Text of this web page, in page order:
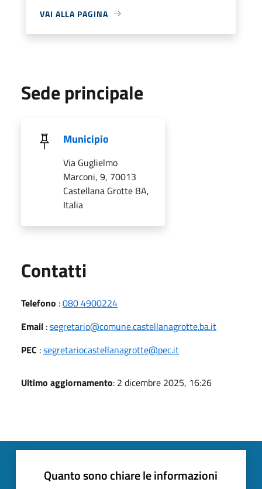
VAI ALLA PAGINA
Sede principale
Municipio
Via Guglielmo
Marconi, 9, 70013
Castellana Grotte BA,
Italia
Contatti
Telefono :080 4900224
Email :segretario@comune.castellanagrotte.ba.it
PEC :segretariocastellanagrotte@pec.it
Ultimo aggiornamento: 2 dicembre 2025, 16:26
Quanto sono chiare le informazioni